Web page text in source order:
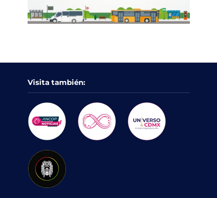
Visita también: